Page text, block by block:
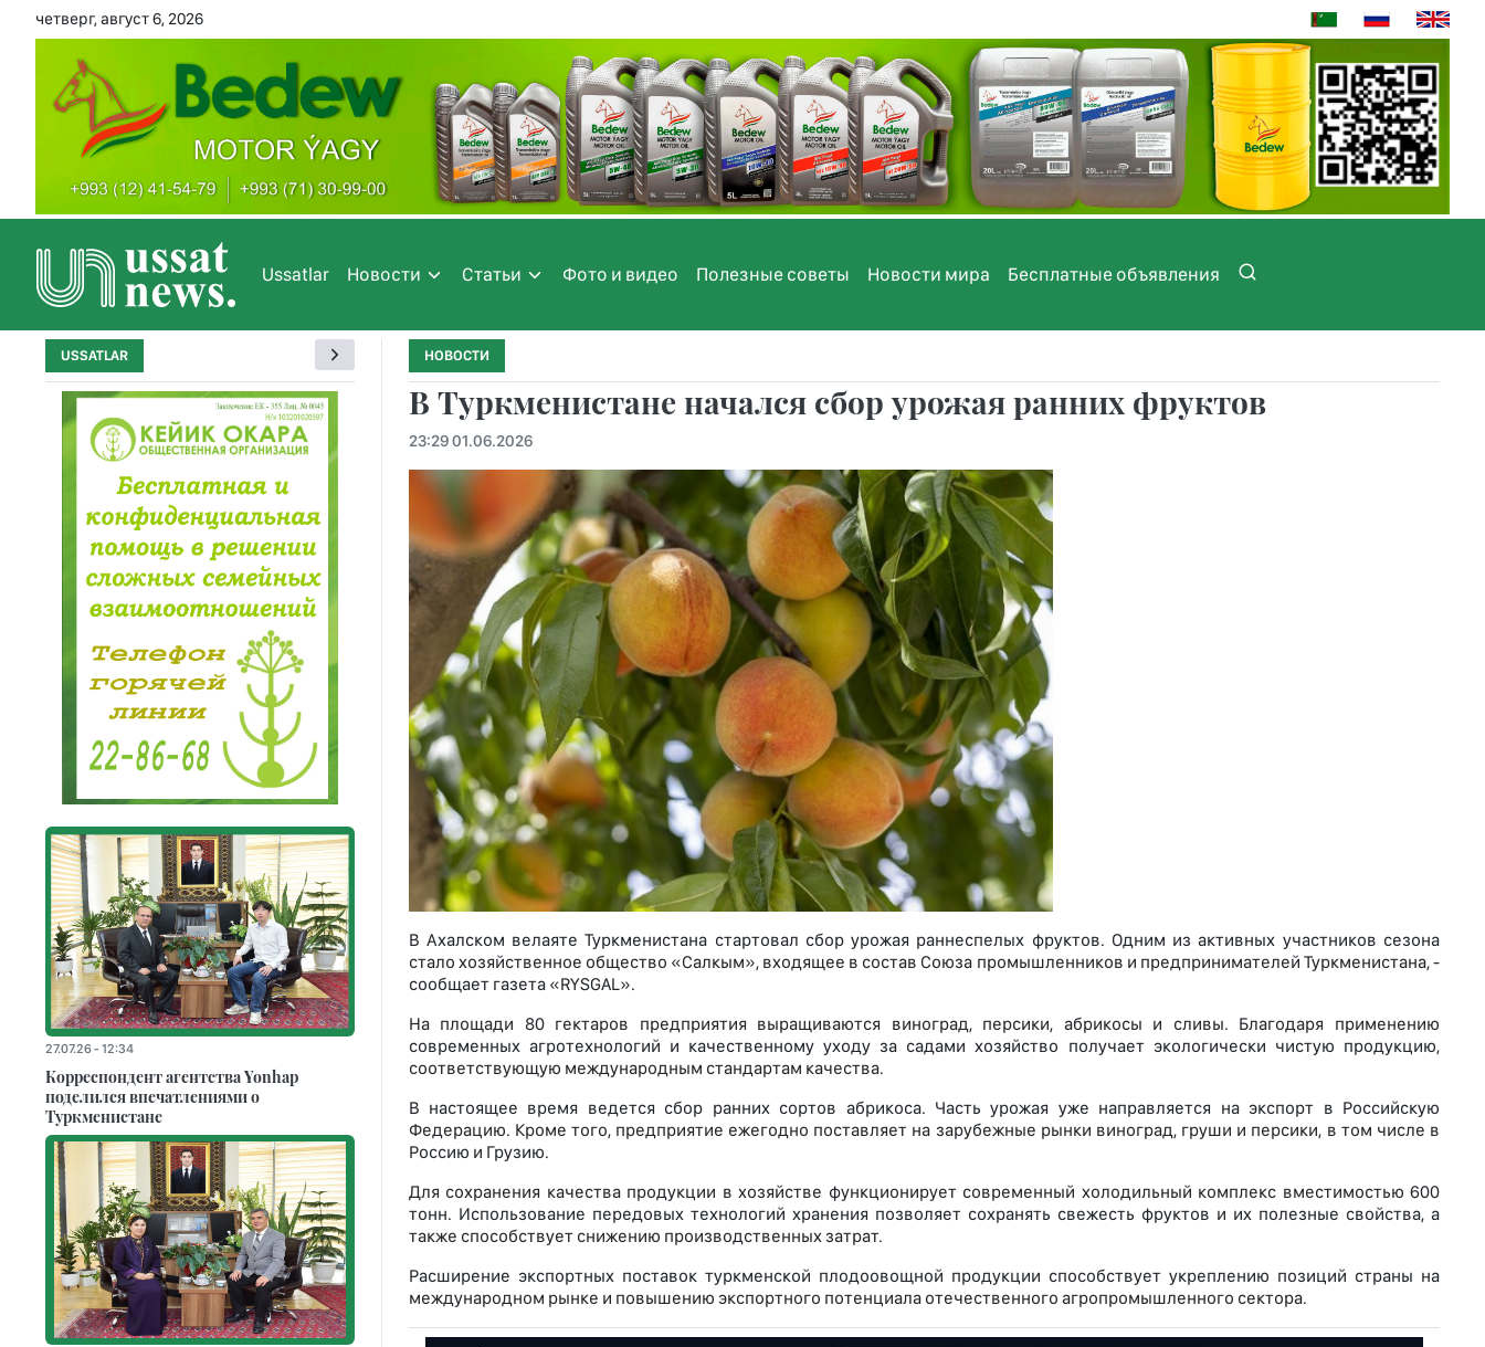
четверг, август 6, 2026
Ussatlar Новости Статьи Фото и видео Полезные советы Новости мира Бесплатные объявления
НОВОСТИ
В Туркменистане начался сбор урожая ранних фруктов
23:29 01.06.2026
В Ахалском велаяте Туркменистана стартовал сбор урожая раннеспелых фруктов. Одним из активных участников сезона
стало хозяйственное общество «Салкым», входящее в состав Союза промышленников и предпринимателей Туркменистана, -
сообщает газета «RYSGAL».
На площади 80 гектаров предприятия выращиваются виноград, персики, абрикосы и сливы. Благодаря применению
современных агротехнологий и качественному уходу за садами хозяйство получает экологически чистую продукцию,
соответствующую международным стандартам качества.
В настоящее время ведется сбор ранних сортов абрикоса. Часть урожая уже направляется на экспорт в Российскую
Федерацию. Кроме того, предприятие ежегодно поставляет на зарубежные рынки виноград, груши и персики, в том числе в
Россию и Грузию.
Для сохранения качества продукции в хозяйстве функционирует современный холодильный комплекс вместимостью 600
тонн. Использование передовых технологий хранения позволяет сохранять свежесть фруктов и их полезные свойства, а
также способствует снижению производственных затрат.
Расширение экспортных поставок туркменской плодоовощной продукции способствует укреплению позиций страны на
международном рынке и повышению экспортного потенциала отечественного агропромышленного сектора.
USSATLAR
27.07.26 - 12:34
Корреспондент агентства Yonhap
поделился впечатлениями о
Туркменистане